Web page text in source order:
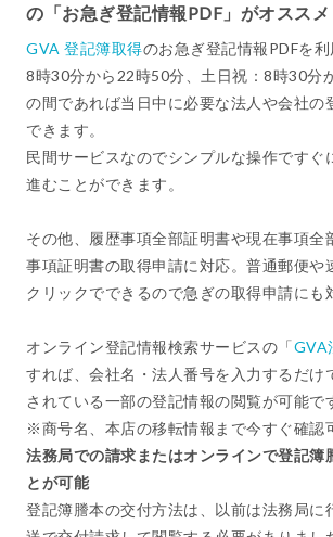
の「お急ぎ登記情報PDF」がオススメ
GVA 登記簿取得のお急ぎ登記情報PDFを利
8時30分から22時50分、土日祝：8時30分
の間であれば当日中に必要な法人や会社の
できます。
民間サービスなのでシンプルな操作ですぐ
進むことができます。
その他、履歴事項全部証明書や現在事項全
事項証明書の取得申請に対応。普通郵便や
クリックでできるので急ぎの取得申請にも
オンライン登記情報検索サービスの「GVA
すれば、会社名・法人番号を入力するだけ
されている一部の登記情報の閲覧が可能で
※商号名、本店の移転情報まで今すぐ確認
法務局での請求またはオンラインで登記簿
とが可能
登記簿謄本の交付方法は、以前は法務局に